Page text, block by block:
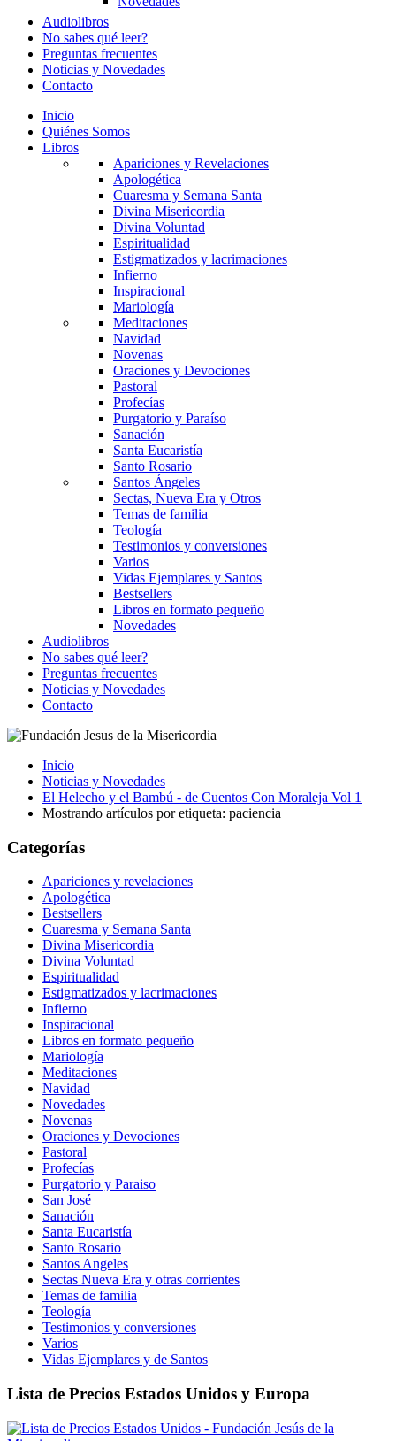
Audiolibros
No sabes qué leer?
Preguntas frecuentes
Noticias y Novedades
Contacto
Inicio
Quiénes Somos
Libros
Apariciones y Revelaciones
Apologética
Cuaresma y Semana Santa
Divina Misericordia
Divina Voluntad
Espiritualidad
Estigmatizados y lacrimaciones
Infierno
Inspiracional
Mariología
Meditaciones
Navidad
Novenas
Oraciones y Devociones
Pastoral
Profecías
Purgatorio y Paraíso
Sanación
Santa Eucaristía
Santo Rosario
Santos Ángeles
Sectas, Nueva Era y Otros
Temas de familia
Teología
Testimonios y conversiones
Varios
Vidas Ejemplares y Santos
Bestsellers
Libros en formato pequeño
Novedades
Audiolibros
No sabes qué leer?
Preguntas frecuentes
Noticias y Novedades
Contacto
Inicio
Noticias y Novedades
El Helecho y el Bambú - de Cuentos Con Moraleja Vol 1
Mostrando artículos por etiqueta: paciencia
Categorías
Apariciones y revelaciones
Apologética
Bestsellers
Cuaresma y Semana Santa
Divina Misericordia
Divina Voluntad
Espiritualidad
Estigmatizados y lacrimaciones
Infierno
Inspiracional
Libros en formato pequeño
Mariología
Meditaciones
Navidad
Novedades
Novenas
Oraciones y Devociones
Pastoral
Profecías
Purgatorio y Paraiso
San José
Sanación
Santa Eucaristía
Santo Rosario
Santos Angeles
Sectas Nueva Era y otras corrientes
Temas de familia
Teología
Testimonios y conversiones
Varios
Vidas Ejemplares y de Santos
Lista de Precios Estados Unidos y Europa